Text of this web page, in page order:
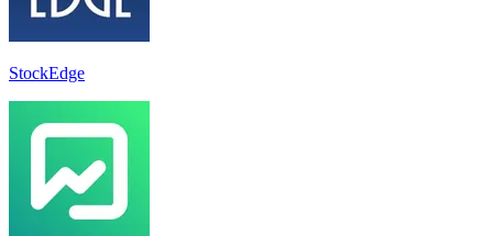
StockEdge